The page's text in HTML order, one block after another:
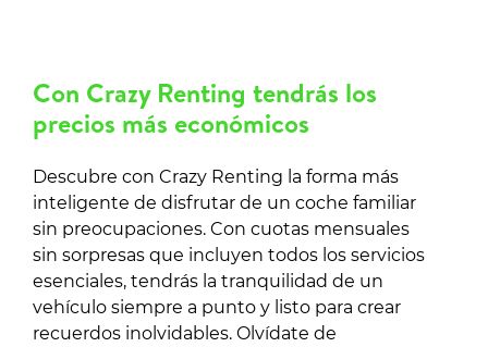
Con Crazy Renting tendrás los
precios más económicos
Descubre con Crazy Renting la forma más
inteligente de disfrutar de un coche familiar
sin preocupaciones. Con cuotas mensuales
sin sorpresas que incluyen todos los servicios
esenciales, tendrás la tranquilidad de un
vehículo siempre a punto y listo para crear
recuerdos inolvidables. Olvídate de